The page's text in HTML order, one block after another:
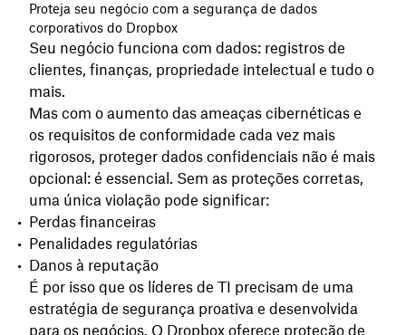
Proteja seu negócio com a segurança de dados
corporativos do Dropbox
Seu negócio funciona com dados: registros de
clientes, finanças, propriedade intelectual e tudo o
mais.
Mas com o aumento das ameaças cibernéticas e
os requisitos de conformidade cada vez mais
rigorosos, proteger dados confidenciais não é mais
opcional: é essencial. Sem as proteções corretas,
uma única violação pode significar:
Perdas financeiras
Penalidades regulatórias
Danos à reputação
É por isso que os líderes de TI precisam de uma
estratégia de segurança proativa e desenvolvida
para os negócios. O Dropbox oferece proteção de